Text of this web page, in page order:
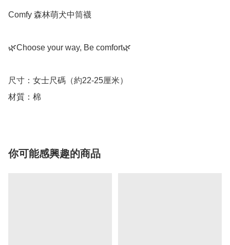
Comfy 森林萌犬中筒襪
🌿Choose your way, Be comfort🌿
尺寸：女士尺碼（約22-25厘米）
材質：棉
你可能感興趣的商品